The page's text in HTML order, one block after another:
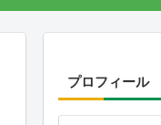
プロフィール